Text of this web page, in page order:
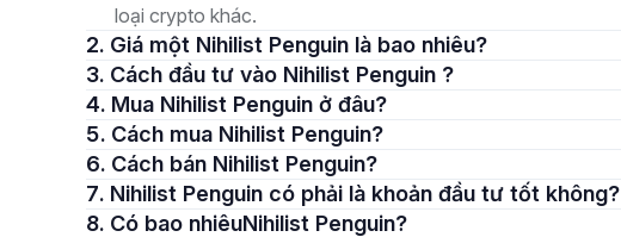
loại crypto khác.
2. Giá một Nihilist Penguin là bao nhiêu?
3. Cách đầu tư vào Nihilist Penguin ?
4. Mua Nihilist Penguin ở đâu?
5. Cách mua Nihilist Penguin?
6. Cách bán Nihilist Penguin?
7. Nihilist Penguin có phải là khoản đầu tư tốt không?
8. Có bao nhiêuNihilist Penguin?